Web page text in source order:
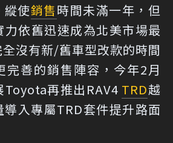
縱使銷售時間未滿一年，但
依舊迅速成為北美市場最
沒有新/舊車型改款的時間
完善的銷售陣容，今年2月
Toyota再推出RAV4 TRD越
導入專屬TRD套件提升路面